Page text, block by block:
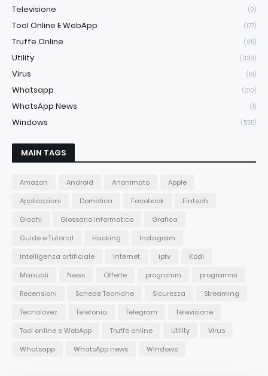
Televisione (9)
Tool Online E WebApp (177)
Truffe Online (65)
Utility (339)
Virus (51)
Whatsapp (210)
WhatsApp News (1)
Windows (555)
MAIN TAGS
Amazon Android Anonimato
Apple
Applicazioni
Domotica Facebook
Fintech
Giochi
Glossario Informatico
Grafica
Guide e Tutorial
Hacking
Instagram
Intelligenza artificiale
Internet iptv
Kodi
Manuali
News Offerte programm
programmi
Recensioni
Schede Tecniche Sicurezza
Streaming
Tecnolovez
Telefonia Telegram
Televisione
Tool online e WebApp
Truffe online Utility
Virus
Whatsapp
WhatsApp news Windows